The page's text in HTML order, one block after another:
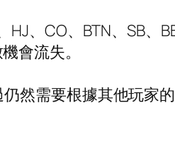
、CO、BTN、SB、
會流失。
然需要根據其他玩家